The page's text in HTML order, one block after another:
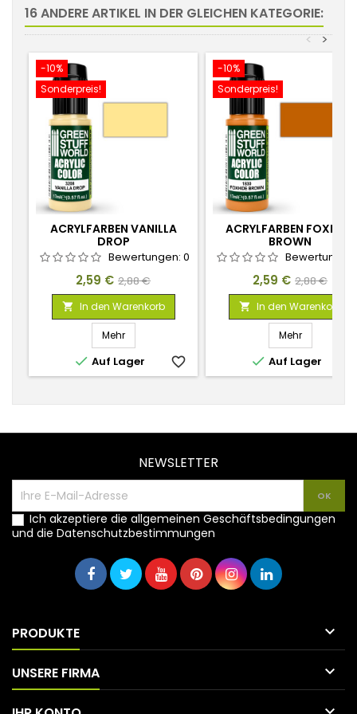
16 ANDERE ARTIKEL IN DER GLEICHEN KATEGORIE:
>
<
-10%
Sonderpreis!
ACRYLFARBEN VANILLA
DROP
Bewertungen: 0
Preis
2,59 € Verkaufspreis
2,88 €
 In den Warenkorb
Mehr
 Auf Lager favorite_border
-10%
Sonderpreis!
ACRYLFARBEN FOXHIDE
BROWN
Preis
2,59 € 2,88 €
 In den Warenkorb
Mehr
 Auf Lager
NEWSLETTER
Ich akzeptiere die allgemeinen Geschäftsbedingungen
und die Datenschutzbestimmungen
PRODUKTE 
UNSERE FIRMA 